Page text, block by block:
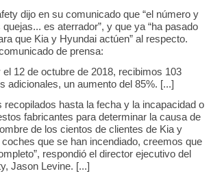
dijo en su comunicado que “el número y
es aterrador”, y que ya “ha pasado
que Kia y Hyundai actúen” al respecto.
de prensa:
el 12 de octubre de 2018, recibimos 103
adicionales, un aumento del 85%. [...]
recopilados hasta la fecha y la incapacidad o
fabricantes para determinar la causa de
de los cientos de clientes de Kia y
que se han incendiado, creemos que
respondió el director ejecutivo del
Jason Levine. [...]